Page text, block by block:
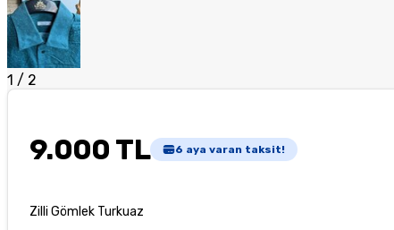
1 / 2
9.000 TL 6 aya varan taksit!
Zilli Gömlek Turkuaz